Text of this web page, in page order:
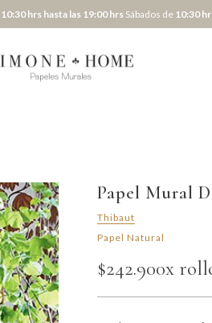
10:30 hrs hasta las 19:00 hrs Sábados de 10:30
Papel Mural
Thibaut
Papel Natural
$242.900x